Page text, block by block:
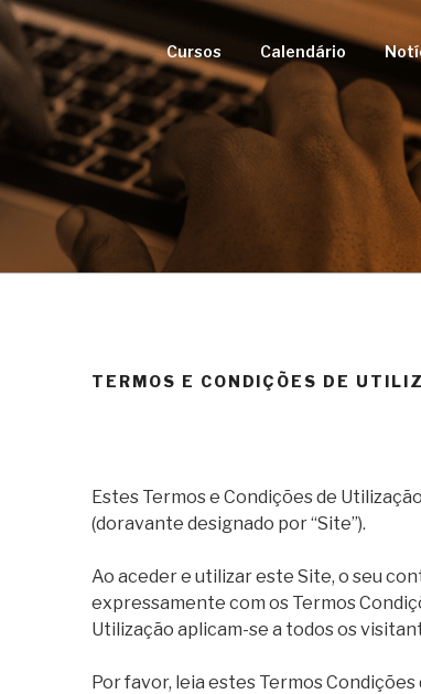
Cursos Calendário
ACADEMIA TOTAL
Learning for life
TERMOS E CONDIÇÕES DE
Estes Termos e Condições de
(doravante designado por “Site”).
Ao aceder e utilizar este Site, o seu
expressamente com os Termos
Utilização aplicam-se a todos os
Por favor, leia estes Termos